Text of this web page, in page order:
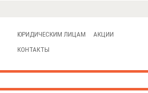
ЮРИДИЧЕСКИМ ЛИЦАМ
КОНТАКТЫ
АКЦИИ